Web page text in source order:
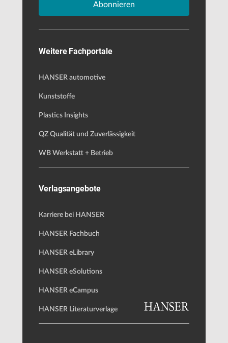
Abonnieren
Weitere Fachportale
HANSER automotive
Kunststoffe
Plastics Insights
QZ Qualität und Zuverlässigkeit
WB Werkstatt + Betrieb
Verlagsangebote
Karriere bei HANSER
HANSER Fachbuch
HANSER eLibrary
HANSER eSolutions
HANSER eCampus
HANSER Literaturverlage